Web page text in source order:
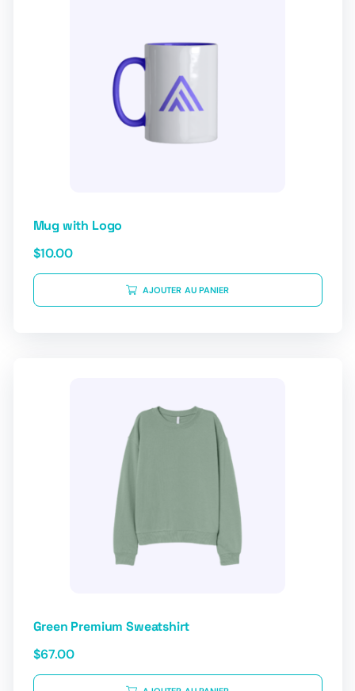
Mug with Logo
$10.00
AJOUTER AU PANIER
Green Premium Sweatshirt
$67.00